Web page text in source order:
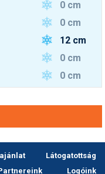
0 cm
0 cm
12 cm
0 cm
0 cm
Látogatottság
Logóink